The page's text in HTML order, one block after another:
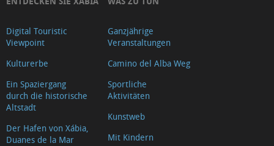
Digital Touristic
Viewpoint
Kulturerbe
Ein Spaziergang
durch die historische
Altstadt
Der Hafen von Xábia,
Duanes de la Mar
Ganzjährige
Veranstaltungen
Camino del Alba Weg
Sportliche
Aktivitäten
Kunstweb
Mit Kindern